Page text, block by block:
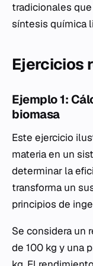
tradicionales
síntesis química
Ejercicios
Ejemplo 1:
biomasa
Este ejercicio
materia en un
determinar la
transforma un
principios de
Se considera un
de 100 kg y una